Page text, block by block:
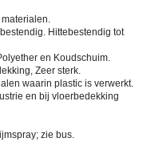
Hittebestendig tot
en Koudschuim.
Zeer sterk.
waarin plastic is verwerkt.
en bij vloerbedekking
zie bus.